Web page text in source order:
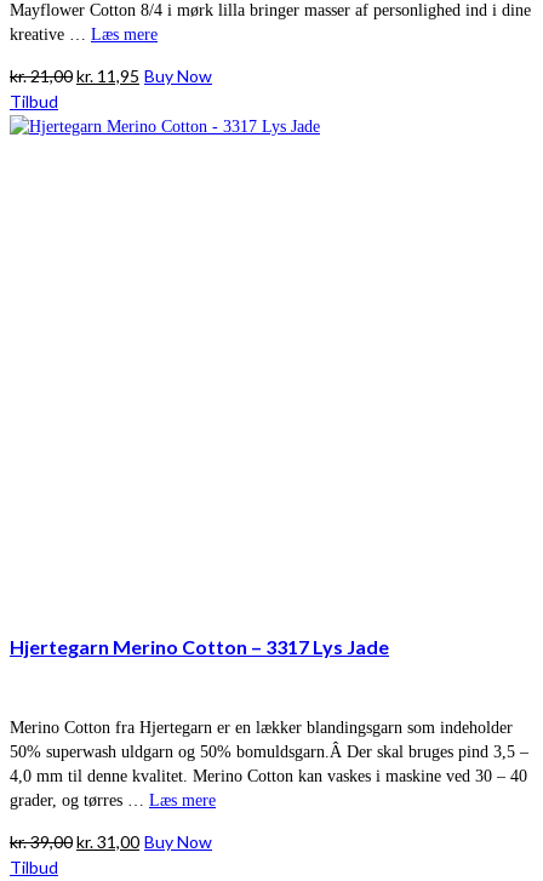
Mayflower Cotton 8/4 i mørk lilla bringer masser af personlighed ind i dine
kreative … Læs mere
kr.21,00Den
pris
kr. 11,95 Den
pris
Buy Now
Tilbud
Hjertegarn Merino Cotton – 3317 Lys Jade
Merino Cotton fra Hjertegarn er en lækker blandingsgarn som indeholder
50% superwash uldgarn og 50% bomuldsgarn.Â Der skal bruges pind 3,5 –
4,0 mm til denne kvalitet. Merino Cotton kan vaskes i maskine ved 30 – 40
grader, og tørres … Læs mere
kr.39,00Den
kr.31,00Den
Buy Now
Tilbud